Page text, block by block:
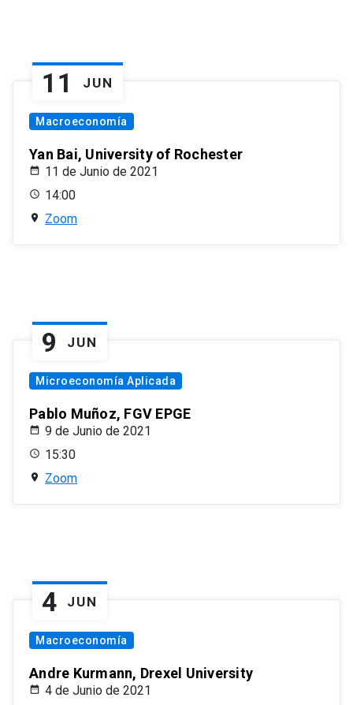
11 JUN
Macroeconomía
Yan Bai, University of Rochester
11 de Junio de 2021
14:00
Zoom
9 JUN
Microeconomía Aplicada
Pablo Muñoz, FGV EPGE
9 de Junio de 2021
15:30
Zoom
4 JUN
Macroeconomía
Andre Kurmann, Drexel University
4 de Junio de 2021